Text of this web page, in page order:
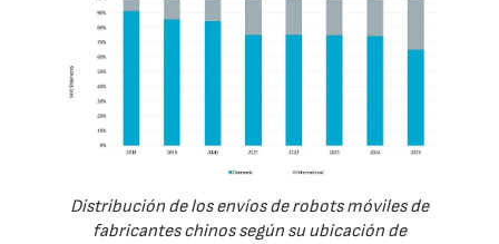
Distribución de los envíos de robots móviles de
fabricantes chinos según su ubicación de